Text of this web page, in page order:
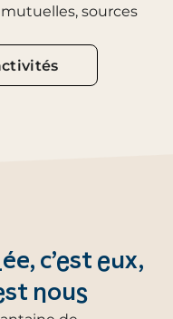
sources
c’est eux,
nous